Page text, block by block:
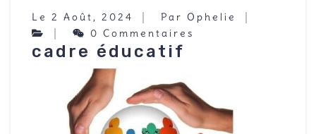
Le 2 Août, 2024
Par Ophelie
0 Commentaires
cadre éducatif